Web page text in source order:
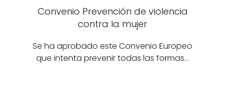
Convenio Prevención de violencia
contra la mujer
Se ha aprobado este Convenio Europeo
que intenta prevenir todas las formas…